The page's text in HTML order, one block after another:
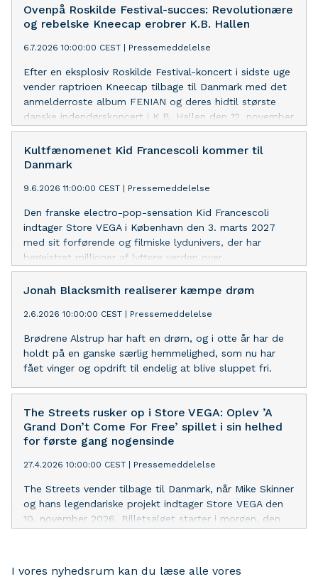
Ovenpå Roskilde Festival-succes: Revolutionære
og rebelske Kneecap erobrer K.B. Hallen
6.7.2026 10:00:00 CEST Pressemeddelelse
Efter en eksplosiv Roskilde Festival-koncert i sidste uge
vender raptrioen Kneecap tilbage til Danmark med det
anmelderroste album FENIAN og deres hidtil største
danske indendørskoncert i K.B. Hallen den 12. november
2026.
Kultfænomenet Kid Francescoli kommer til
Danmark
9.6.2026 11:00:00 CEST Pressemeddelelse
Den franske electro-pop-sensation Kid Francescoli
indtager Store VEGA i København den 3. marts 2027
med sit forførende og filmiske lydunivers, der har
begejstret millioner af lyttere verden over.
Jonah Blacksmith realiserer kæmpe drøm
2.6.2026 10:00:00 CEST Pressemeddelelse
Brødrene Alstrup har haft en drøm, og i otte år har de
holdt på en ganske særlig hemmelighed, som nu har
fået vinger og opdrift til endelig at blive sluppet fri.
The Streets rusker op i Store VEGA: Oplev ’A
Grand Don’t Come For Free’ spillet i sin helhed
for første gang nogensinde
27.4.2026 10:00:00 CEST Pressemeddelelse
The Streets vender tilbage til Danmark, når Mike Skinner
og hans legendariske projekt indtager Store VEGA den
10. november 2026. Billetsalget starter i morgen, den
I vores nyhedsrum kan du læse alle vores